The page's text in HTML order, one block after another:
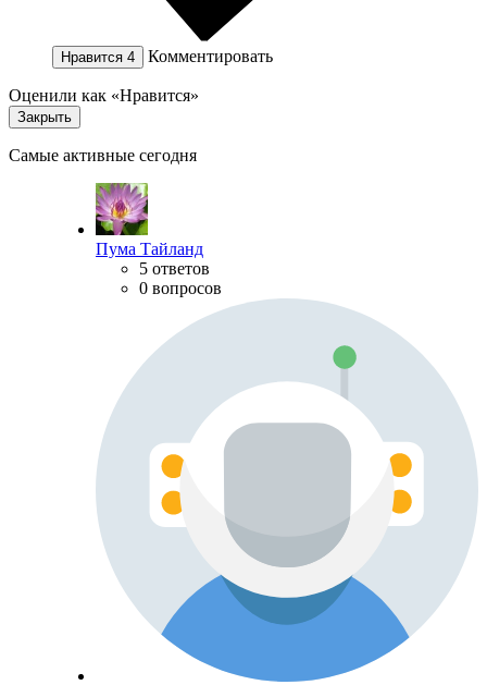
Нравится 4 Комментировать
Оценили как «Нравится»
Закрыть
Самые активные сегодня
Пума Тайланд
5 ответов
0 вопросов